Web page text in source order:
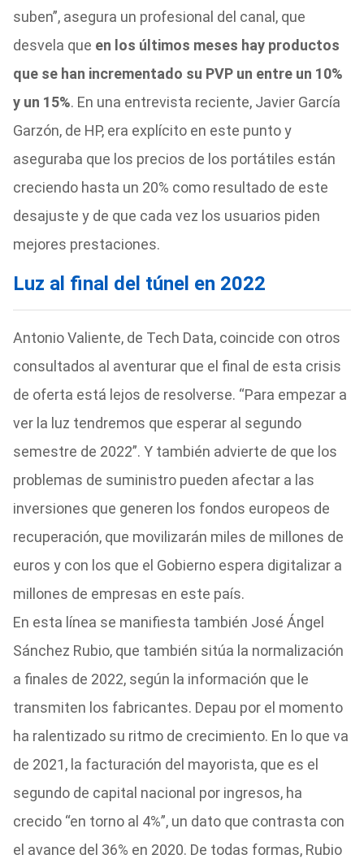
suben”, asegura un profesional del canal, que
desvela que en los últimos meses hay productos
que se han incrementado su PVP un entre un 10%
y un 15%. En una entrevista reciente, Javier García
Garzón, de HP, era explícito en este punto y
aseguraba que los precios de los portátiles están
creciendo hasta un 20% como resultado de este
desajuste y de que cada vez los usuarios piden
mejores prestaciones.
Luz al final del túnel en 2022
Antonio Valiente, de Tech Data, coincide con otros
consultados al aventurar que el final de esta crisis
de oferta está lejos de resolverse. “Para empezar a
ver la luz tendremos que esperar al segundo
semestre de 2022”. Y también advierte de que los
problemas de suministro pueden afectar a las
inversiones que generen los fondos europeos de
recuperación, que movilizarán miles de millones de
euros y con los que el Gobierno espera digitalizar a
millones de empresas en este país.
En esta línea se manifiesta también José Ángel
Sánchez Rubio, que también sitúa la normalización
a finales de 2022, según la información que le
transmiten los fabricantes. Depau por el momento
ha ralentizado su ritmo de crecimiento. En lo que va
de 2021, la facturación del mayorista, que es el
segundo de capital nacional por ingresos, ha
crecido “en torno al 4%”, un dato que contrasta con
el avance del 36% en 2020. De todas formas, Rubio